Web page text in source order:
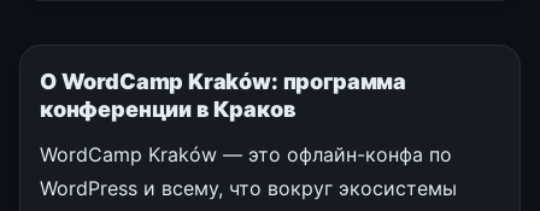
О WordCamp Kraków: программа
конференции в Краков
WordCamp Kraków — это офлайн-конфа по
WordPress и всему, что вокруг экосистемы